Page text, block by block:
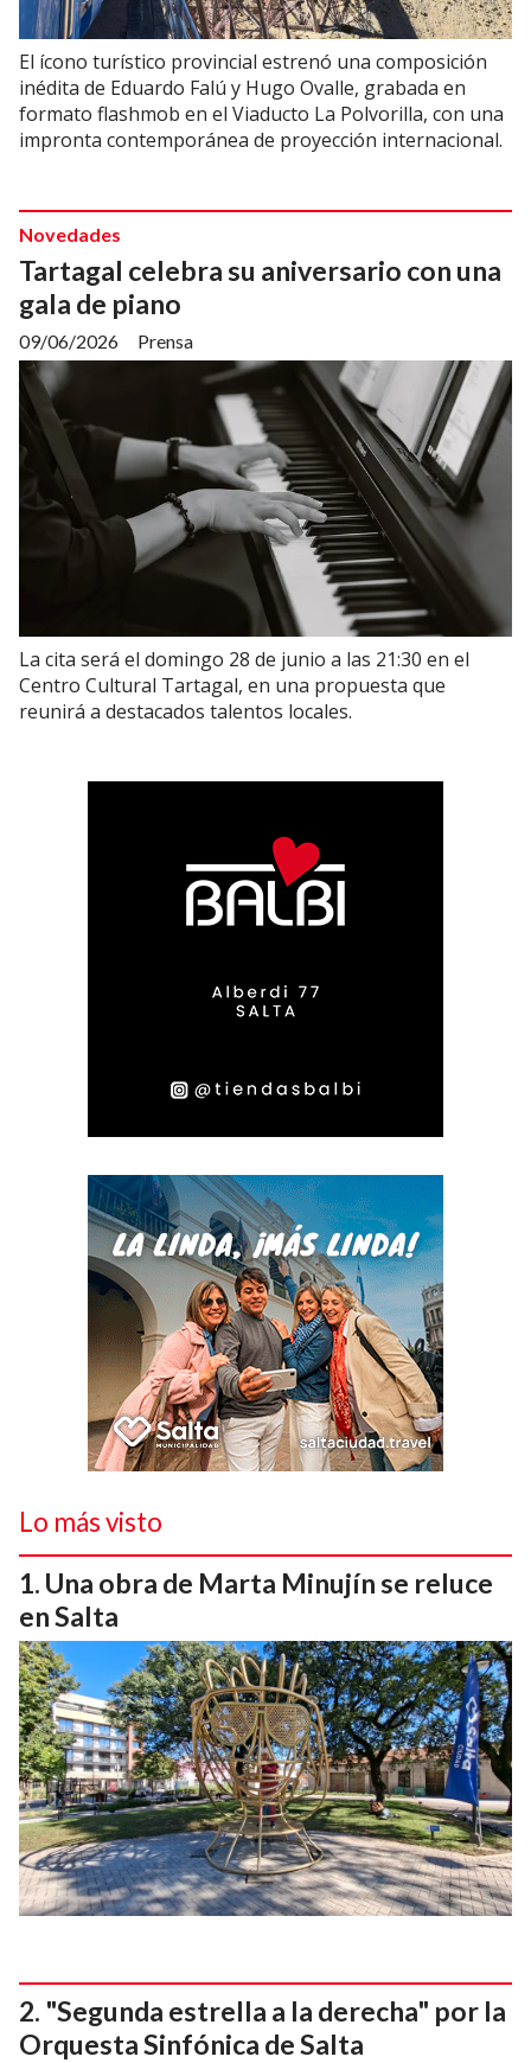
El ícono turístico provincial estrenó una composición
inédita de Eduardo Falú y Hugo Ovalle, grabada en
formato flashmob en el Viaducto La Polvorilla, con una
impronta contemporánea de proyección internacional.
Tartagal celebra su aniversario con una
gala de piano
Prensa
Novedades
09/06/2026
La cita será el domingo 28 de junio a las 21:30 en el
Centro Cultural Tartagal, en una propuesta que
reunirá a destacados talentos locales.
Lo más visto
Una obra de Marta Minujín se reluce
en Salta
"Segunda estrella a la derecha" por la
Orquesta Sinfónica de Salta